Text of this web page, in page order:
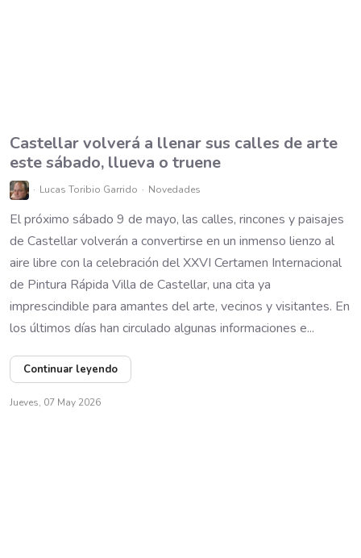
Castellar volverá a llenar sus calles de arte
este sábado, llueva o truene
Lucas Toribio Garrido Novedades
El próximo sábado 9 de mayo, las calles, rincones y paisajes
de Castellar volverán a convertirse en un inmenso lienzo al
aire libre con la celebración del XXVI Certamen Internacional
de Pintura Rápida Villa de Castellar, una cita ya
imprescindible para amantes del arte, vecinos y visitantes. En
los últimos días han circulado algunas informaciones e...
Continuar leyendo
Jueves, 07 May 2026